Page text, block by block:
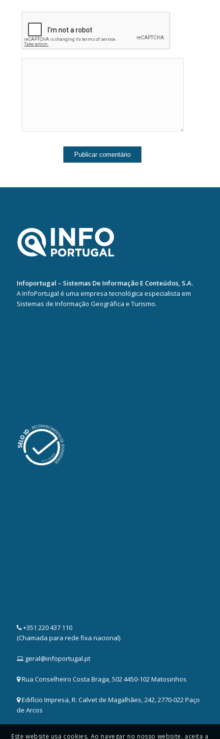
Infoportugal – Sistemas De Informação E Conteúdos, S.A.
A InfoPortugal é uma empresa tecnológica especialista em
Sistemas de Informação Geográfica e Turismo.
+351 220 437 110
(Chamada para rede fixa nacional)
geral@infoportugal.pt
Rua Conselheiro Costa Braga, 502 4450-102 Matosinhos
Edifício Impresa, R. Calvet de Magalhães, 242, 2770-022 Paço
de Arcos
Este website usa cookies. Ao navegar no nosso website, aceita a